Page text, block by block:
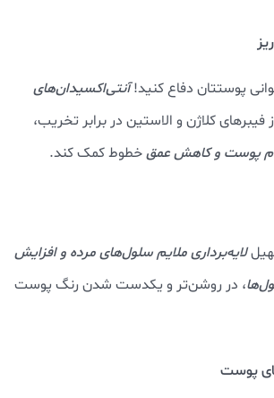
پوستتان دفاع کنید!آنتی‌اکسیدان‌های
فیبرهای کلاژن و الاستین در برابر تخریب،
پوست و کاهش عمقخطوط کمک کند.
لایه‌برداری ملایم سلول‌های مرده و افزایش
، در روشن‌تر و یکدست شدن رنگ پوست
پوست